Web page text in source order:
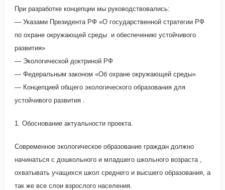
При разработке концепции мы руководствовались:
— Указами Президента РФ «О государственной стратегии РФ
по охране окружающей среды и обеспечению устойчивого
развития»
— Экологической доктриной РФ
— Федеральным законом «Об охране окружающей среды»
— Концепцией общего экологического образования для
устойчивого развития .
1. Обоснование актуальности проекта.
Современное экологическое образование граждан должно
начинаться с дошкольного и младшего школьного возраста ,
охватывать учащихся школ среднего и высшего образования, а
так же все слои взрослого населения.